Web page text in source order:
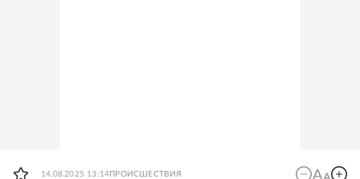
14.08.2025 13:14 ПРОИСШЕСТВИЯ